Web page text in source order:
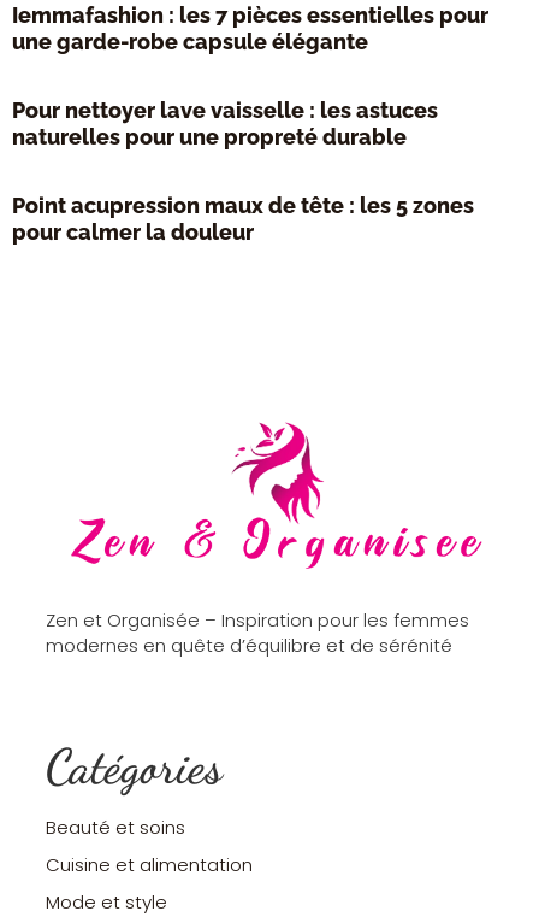
Iemmafashion : les 7 pièces essentielles pour
une garde-robe capsule élégante
Pour nettoyer lave vaisselle : les astuces
naturelles pour une propreté durable
Point acupression maux de tête : les 5 zones
pour calmer la douleur
Zen et Organisée – Inspiration pour les femmes
modernes en quête d’équilibre et de sérénité
Catégories
Beauté et soins
Cuisine et alimentation
Mode et style